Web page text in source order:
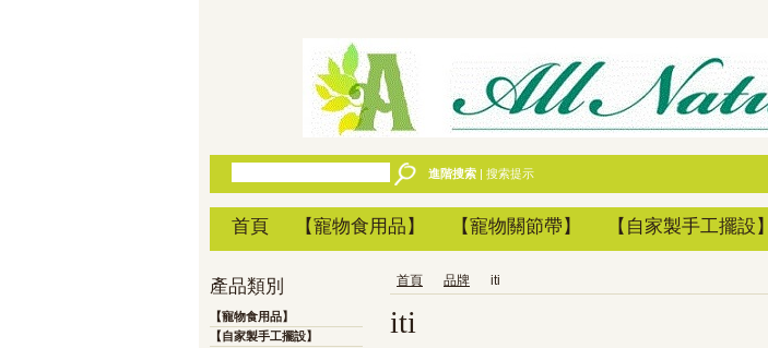
進階搜索 | 搜索提示
首頁 【寵物食用品】 【寵物關節帶】 【自家製手工擺設】
產品類別
【寵物食用品】
【自家製手工擺設】
首頁 品牌 iti
iti